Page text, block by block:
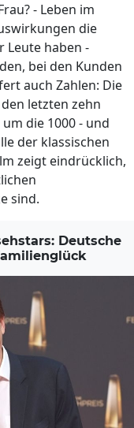
- Leben im
die
Leute haben -
bei den Kunden
auch Zahlen: Die
letzten zehn
die 1000 - und
der klassischen
zeigt eindrücklich,
sind.
Deutsche